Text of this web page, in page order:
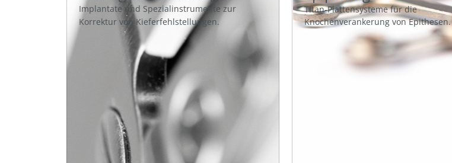
Implantate und Spezialinstrumente zur
Korrektur von Kieferfehlstellungen.
Titan-Plattensysteme für die
Knochenverankerung von Epithesen.